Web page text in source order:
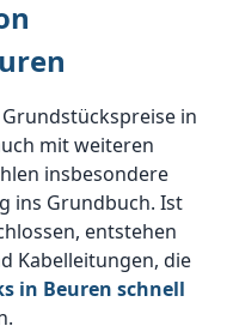
in
mit weiteren
insbesondere
ins Grundbuch. Ist
entstehen
Kabelleitungen, die
in Beuren schnell